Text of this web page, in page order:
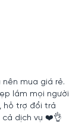
mua giá rẻ.
lắm mọi người
hỗ trợ đổi trả
cả dịch vụ ❤️👌